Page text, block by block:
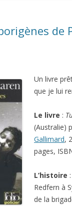
de
Un livre
que je lui
Le livre :
(Australie)
Gallimard,
pages,
L’histoire
Redfern à
de la